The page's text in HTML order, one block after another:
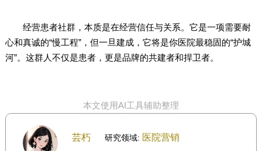
经营患者社群，本质是在经营信任与关系。它是一项需要耐
心和真诚的“慢工程”，但一旦建成，它将是你医院最稳固的“护城
河”。这群人不仅是患者，更是品牌的共建者和捍卫者。
本文使用AI工具辅助整理
芸朽 研究领域: 医院营销